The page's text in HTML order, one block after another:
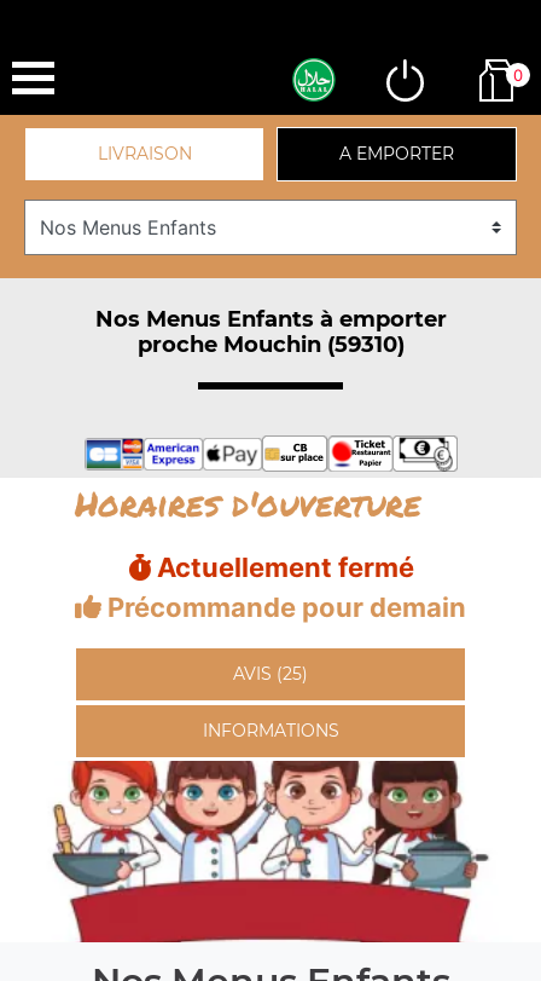
0
LIVRAISON A EMPORTER
Nos Menus Enfants à emporter
proche Mouchin (59310)
Horaires d'ouverture
Actuellement fermé
Précommande pour demain
AVIS (25)
INFORMATIONS